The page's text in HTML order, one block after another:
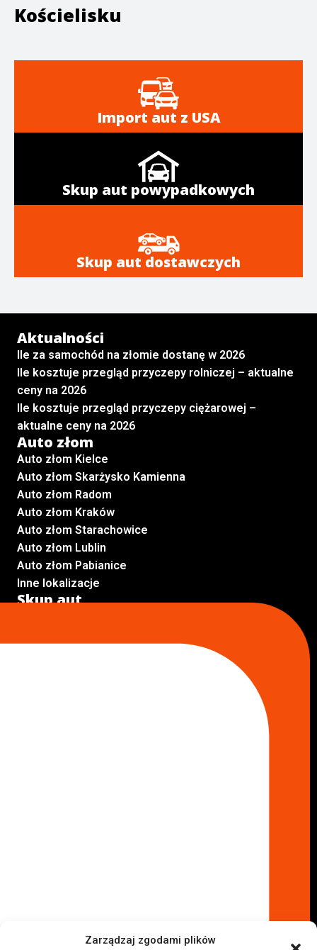
Zarządzaj zgodami plików
Kościelisku
Import aut z USA
Skup aut powypadkowych
Skup aut dostawczych
Aktualności
Ile za samochód na złomie dostanę w 2026
Ile kosztuje przegląd przyczepy rolniczej – aktualne
ceny na 2026
Ile kosztuje przegląd przyczepy ciężarowej –
aktualne ceny na 2026
Auto złom
Auto złom Kielce
Auto złom Skarżysko Kamienna
Auto złom Radom
Auto złom Kraków
Auto złom Starachowice
Auto złom Lublin
Auto złom Pabianice
Inne lokalizacje
Skup aut
Inne Lokalizacje